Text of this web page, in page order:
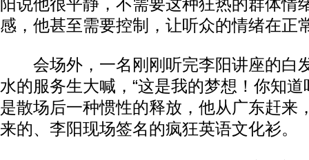
阳说他很平静，不需要这种狂热的群体情
感，他甚至需要控制，让听众的情绪在正
会场外，一名刚刚听完李阳讲座的白
水的服务生大喊，“这是我的梦想！你知道
是散场后一种惯性的释放，他从广东赶来
来的、李阳现场签名的疯狂英语文化衫。